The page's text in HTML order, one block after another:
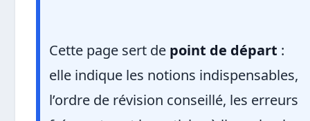
Cette page sert de point de départ :
elle indique les notions indispensables,
l’ordre de révision conseillé, les erreurs